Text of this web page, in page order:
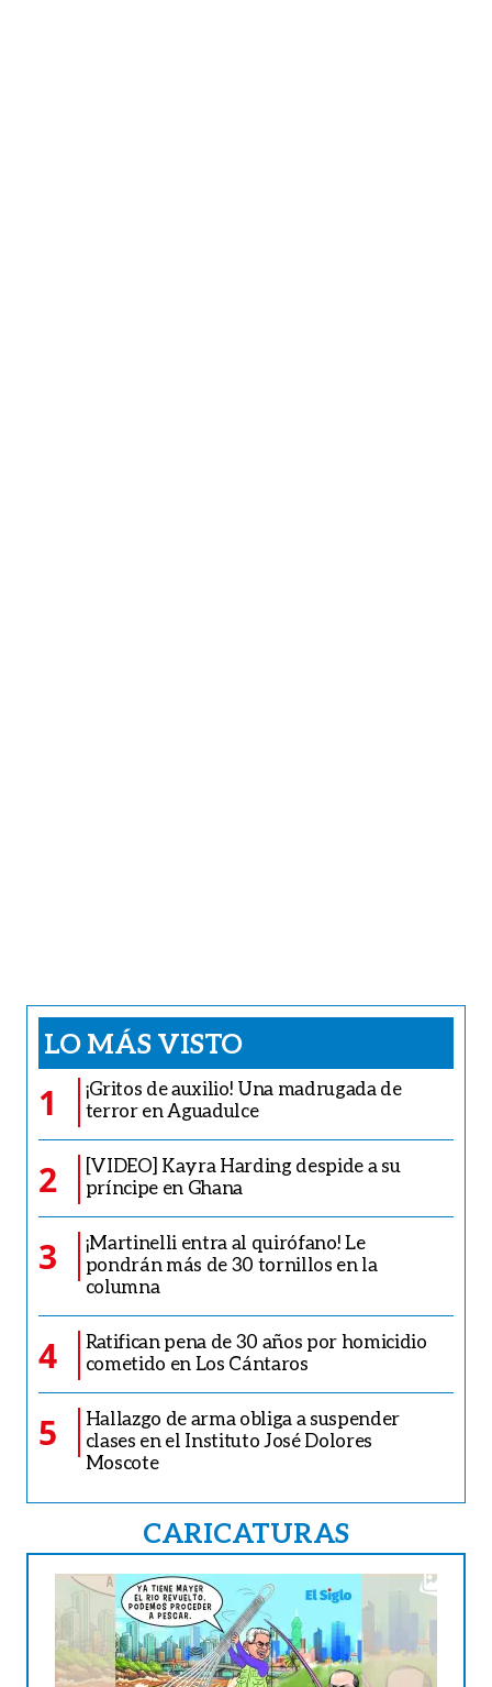
LO MÁS VISTO
1
¡Gritos de auxilio! Una madrugada de
terror en Aguadulce
2
[VIDEO] Kayra Harding despide a su
príncipe en Ghana
3
¡Martinelli entra al quirófano! Le
pondrán más de 30 tornillos en la
columna
4
Ratifican pena de 30 años por homicidio
cometido en Los Cántaros
5
Hallazgo de arma obliga a suspender
clases en el Instituto José Dolores
Moscote
CARICATURAS